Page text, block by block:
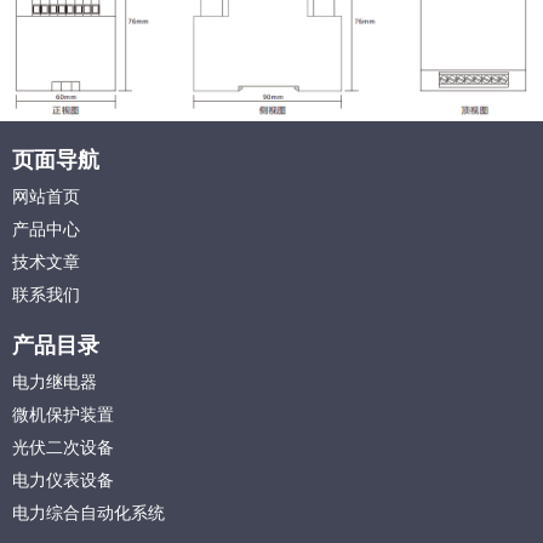
页面导航
网站首页
产品中心
技术文章
联系我们
产品目录
电力继电器
微机保护装置
光伏二次设备
电力仪表设备
电力综合自动化系统